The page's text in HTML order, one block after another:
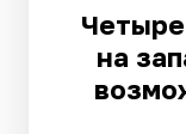
на